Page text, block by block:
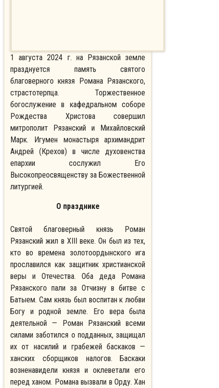
1 августа 2024 г. на Рязанской земле
празднуется память святого
благоверного князя Романа Рязанского,
страстотерпца. Торжественное
богослужение в кафедральном соборе
Рождества Христова совершил
митрополит Рязанский и Михайловский
Марк. Игумен монастыря архимандрит
Андрей (Крехов) в числе духовенства
епархии сослужил Его
Высокопреосвященству за Божественной
литургией.
О празднике
Святой благоверный князь Роман
Рязанский жил в XIII веке. Он был из тех,
кто во времена золотоордынского ига
прославился как защитник христианской
веры и Отечества. Оба деда Романа
Рязанского пали за Отчизну в битве с
Батыем. Сам князь был воспитан к любви
Богу и родной земле. Его вера была
деятельной — Роман Рязанский всеми
силами заботился о подданных, защищал
их от насилий и грабежей баскаков —
ханских сборщиков налогов. Баскаки
возненавидели князя и оклеветали его
перед ханом. Романа вызвали в Орду. Хан